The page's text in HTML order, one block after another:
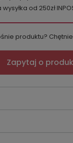
od 250zł
produktu?
Zapytaj o
wygodnej,